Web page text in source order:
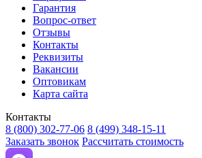
Гарантия
Вопрос-ответ
Отзывы
Контакты
Реквизиты
Вакансии
Оптовикам
Карта сайта
Контакты
8 (800) 302-77-06 8 (499) 348-15-11
Заказать звонок Рассчитать стоимость